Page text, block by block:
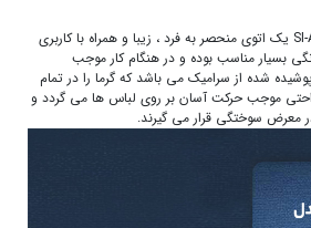
اتو بخار تولیپس مدل SI-A375C یک اتوی منحصر به فرد ، زیبا و همراه با کاربری
بسیار مناسب بوده و در هنگام کار موجب
شده از سرامیک می باشد که گرما را در تمام
موجب حرکت آسان بر روی لباس ها می گردد و
معرض سوختگی قرار می گیرند.